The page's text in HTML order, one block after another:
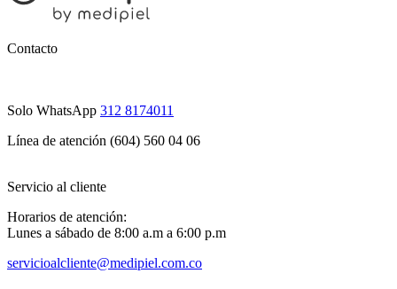
Contacto
Solo WhatsApp 312 8174011
Línea de atención (604) 560 04 06
Servicio al cliente
Horarios de atención:
Lunes a sábado de 8:00 a.m a 6:00 p.m
servicioalcliente@medipiel.com.co